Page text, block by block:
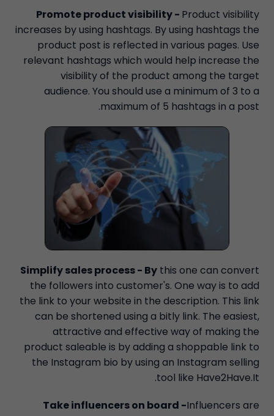
Promote product visibility - Product visibility
increases by using hashtags. By using hashtags the
product post is reflected in various pages. Use
relevant hashtags which would help increase the
visibility of the product among the target
audience. You should use a minimum of 3 to a
maximum of 5 hashtags in a post.
Simplify sales process - By this one can convert
the followers into customer's. One way is to add
the link to your website in the description. This link
can be shortened using a bitly link. The easiest,
attractive and effective way of making the
product saleable is by adding a shoppable link to
the Instagram bio by using an Instagram selling
tool like Have2Have.It.
Take influencers on board -Influencers are